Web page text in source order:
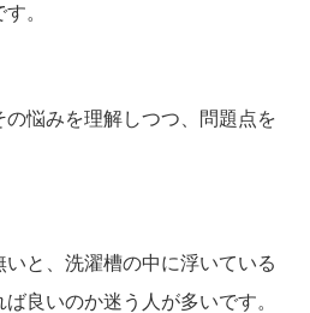
。
悩みを理解しつつ、問題点を
と、洗濯槽の中に浮いている
良いのか迷う人が多いです。